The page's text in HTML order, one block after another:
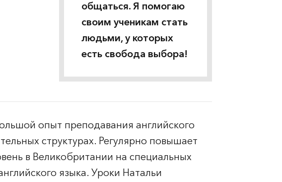
общаться. Я помогаю
своим ученикам стать
людьми, у которых
есть свобода выбора!
опыт преподавания английского
структурах. Регулярно повышает
в Великобритании на специальных
языка. Уроки Натальи